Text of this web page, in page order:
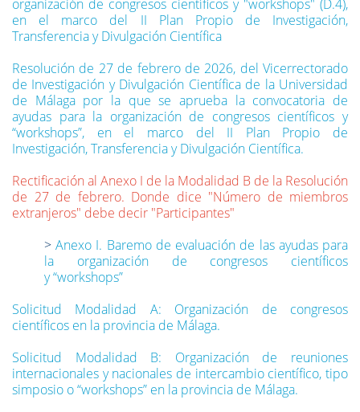
organización de congresos científicos y "workshops" (D.4),
en el marco del II Plan Propio de Investigación,
Transferencia y Divulgación Científica
Resolución de 27 de febrero de 2026, del Vicerrectorado
de Investigación y Divulgación Científica de la Universidad
de Málaga por la que se aprueba la convocatoria de
ayudas para la organización de congresos científicos y
“workshops”, en el marco del II Plan Propio de
Investigación, Transferencia y Divulgación Científica.
Rectificación al Anexo I de la Modalidad B de la Resolución
de 27 de febrero. Donde dice "Número de miembros
extranjeros" debe decir "Participantes"
>Anexo I. Baremo de evaluación de las ayudas para
la organización de congresos científicos
y “workshops”
Solicitud Modalidad A: Organización de congresos
científicos en la provincia de Málaga.
Solicitud Modalidad B: Organización de reuniones
internacionales y nacionales de intercambio científico, tipo
simposio o “workshops” en la provincia de Málaga.